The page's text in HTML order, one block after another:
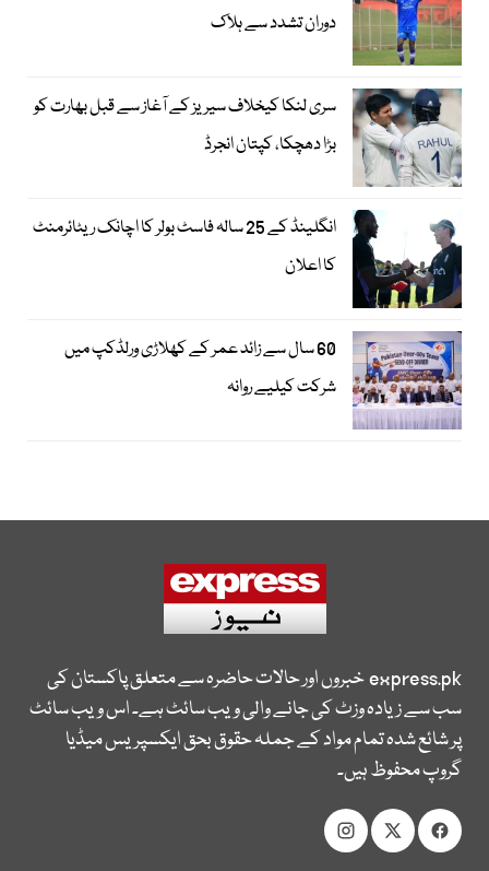
دوران تشدد سے ہلاک
سری لنکا کیخلاف سیریز کے آغاز سے قبل بھارت کو
بڑا دھچکا، کپتان انجرڈ
انگلینڈ کے 25 سالہ فاسٹ بولر کا اچانک ریٹائرمنٹ
کا اعلان
60 سال سے زائد عمر کے کھلاڑی ورلڈکپ میں
شرکت کیلیے روانہ
express.pkخبروں اور حالات حاضرہ سے متعلق پاکستان کی
سب سے زیادہ وزٹ کی جانے والی ویب سائٹ ہے۔ اس ویب سائٹ
پر شائع شدہ تمام مواد کے جملہ حقوق بحق ایکسپریس میڈیا
گروپ محفوظ ہیں۔